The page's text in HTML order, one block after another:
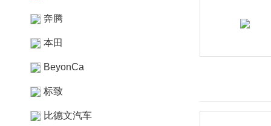
奔腾
本田
BeyonCa
标致
比德文汽车